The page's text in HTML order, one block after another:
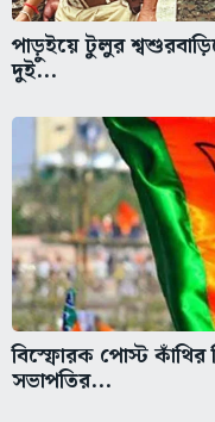
পাড়ুইয়ে টুলুর
দুই...
বিস্ফোরক পোস্ট
সভাপতির...